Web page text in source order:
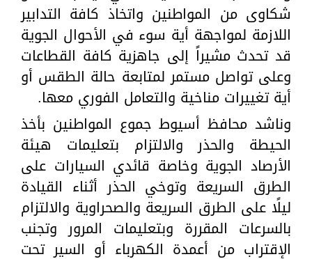
شكاوى من المواطنين واتخاذ كافة التدابير
اللازمة لمواجهة أية سوء في الأحوال الجوية
قد تحدث مشيراً إلى جاهزية كافة القطاعات
وعلى تواصل مستمر لمتابعة حالة الطقس أو
أية تغييرات مناخية والتعامل الفوري معها.
وناشد محافظ أسيوط جموع المواطنين بأخذ
الحيطة والحذر والالتزام بتعليمات هيئة
الأرصاد الجوية وخاصة قائدي السيارات على
الطرق السريعة وتوخي الحذر أثناء القيادة
ليلًا على الطرق السريعة والصحراوية والالتزام
بالسرعات المقررة وبتعليمات المرور وتجنب
الإقتراب من أعمدة الكهرباء أو السير تحت